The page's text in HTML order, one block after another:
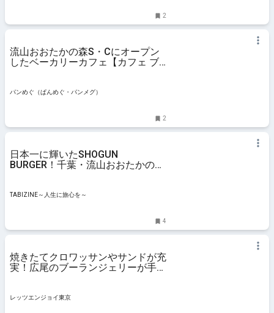
2
流山おおたかの森S・Cにオープン
したベーカリーカフェ【カフェ ブ
パンめぐ（ぱんめぐ・パンメグ）
2
日本一に輝いたSHOGUN
BURGER！千葉・流山おおたかの森
TABIZINE～人生に旅心を～
4
焼きたてクロワッサンやサンドが充
実！広尾のブーランジェリーが手掛
レッツエンジョイ東京